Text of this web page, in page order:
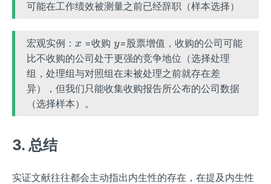
可能在工作绩效被测量之前已经辞职（样本选择）
宏观实例：x
x =收购y
y=股票增值，收购的公司可能
比不收购的公司处于更强的竞争地位（选择处理
组，处理组与对照组在未被处理之前就存在差
异），但我们只能收集收购报告所公布的公司数据
（选择样本）。
3. 总结
实证文献往往都会主动指出内生性的存在，在提及内生性